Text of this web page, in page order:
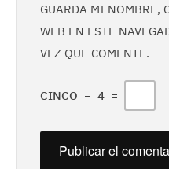
GUARDA MI NOMBRE,
WEB EN ESTE
VEZ QUE COMENTE.
CINCO − 4 =